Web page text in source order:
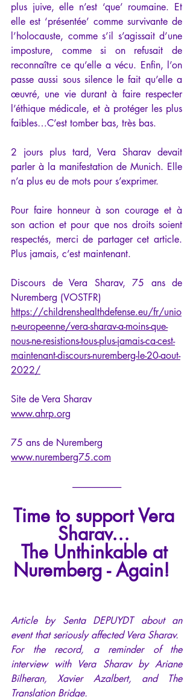
plus juive, elle n’est ‘que’ roumaine. Et
elle est ‘présentée’ comme survivante de
l’holocauste, comme s’il s’agissait d’une
imposture, comme si on refusait de
reconnaître ce qu’elle a vécu. Enfin, l’on
passe aussi sous silence le fait qu’elle a
œuvré, une vie durant à faire respecter
l’éthique médicale, et à protéger les plus
faibles…C’est tomber bas, très bas.
2 jours plus tard, Vera Sharav devait
parler à la manifestation de Munich. Elle
n’a plus eu de mots pour s’exprimer.
Pour faire honneur à son courage et à
son action et pour que nos droits soient
respectés, merci de partager cet article.
Plus jamais, c’est maintenant.
Discours de Vera Sharav, 75 ans de
Nuremberg (VOSTFR)
https://childrenshealthdefense.eu/fr/unio
n-europeenne/vera-sharav-a-moins-que-
nous-ne-resistions-tous-plus-jamais-ca-cest-
maintenant-discours-nuremberg-le-20-aout-
2022/
Site de Vera Sharav
www.ahrp.org
75 ans de Nuremberg
www.nuremberg75.com
---------------------------
Time to support Vera
Sharav…
The Unthinkable at
Nuremberg - Again!
Article by Senta DEPUYDT about an
event that seriously affected Vera Sharav.
For the record, a reminder of the
interview with Vera Sharav by Ariane
Bilheran, Xavier Azalbert, and The
Translation Bridge.